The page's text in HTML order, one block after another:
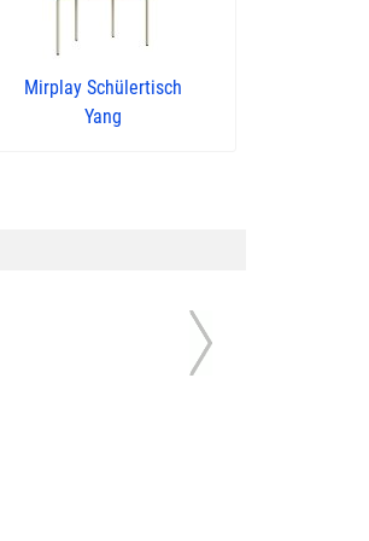
Mirplay Schülertisch
Yang